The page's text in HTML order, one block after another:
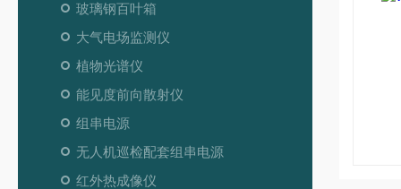
玻璃钢百叶箱
大气电场监测仪
植物光谱仪
能见度前向散射仪
组串电源
无人机巡检配套组串电源
红外热成像仪